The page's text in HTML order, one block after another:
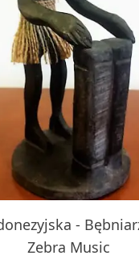
-
Zebra Music